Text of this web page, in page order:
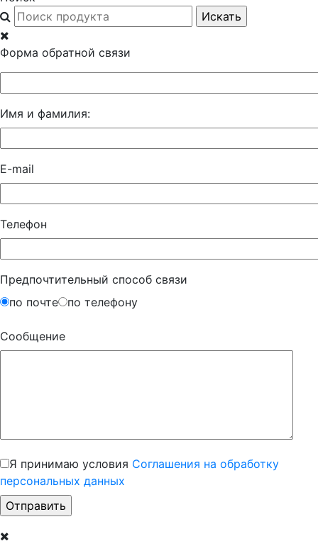
Форма обратной связи
Имя и фамилия:
E-mail
Телефон
Предпочтительный способ связи
по почте
по телефону
Сообщение
Я принимаю условия Соглашения на обработку
персональных данных